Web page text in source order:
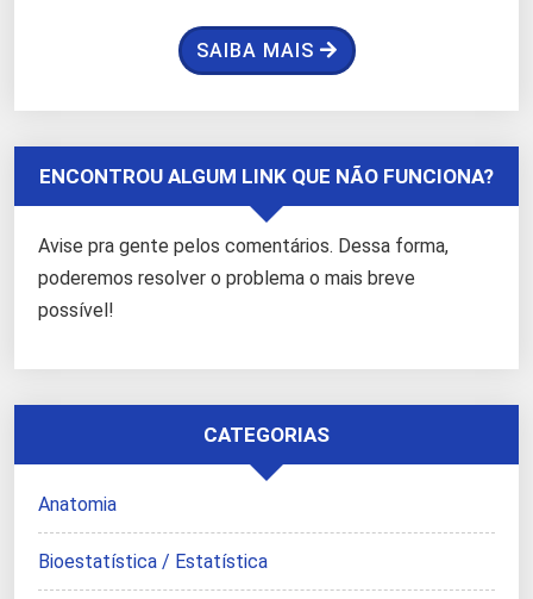
SAIBA MAIS
ENCONTROU ALGUM LINK QUE NÃO FUNCIONA?
Avise pra gente pelos comentários. Dessa forma,
poderemos resolver o problema o mais breve
possível!
CATEGORIAS
Anatomia
Bioestatística / Estatística